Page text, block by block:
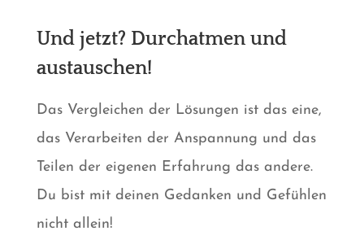
Und jetzt? Durchatmen und
austauschen!
Das Vergleichen der Lösungen ist das eine,
das Verarbeiten der Anspannung und das
Teilen der eigenen Erfahrung das andere.
Du bist mit deinen Gedanken und Gefühlen
nicht allein!